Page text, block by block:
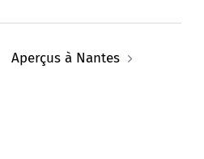
Aperçus à Nantes